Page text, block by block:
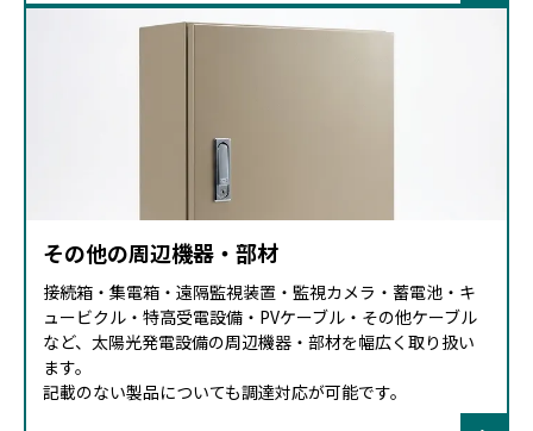
その他の周辺機器・部材
接続箱・集電箱・遠隔監視装置・監視カメラ・蓄電池・キ
ュービクル・特高受電設備・PVケーブル・その他ケーブル
など、太陽光発電設備の周辺機器・部材を幅広く取り扱い
ます。
記載のない製品についても調達対応が可能です。